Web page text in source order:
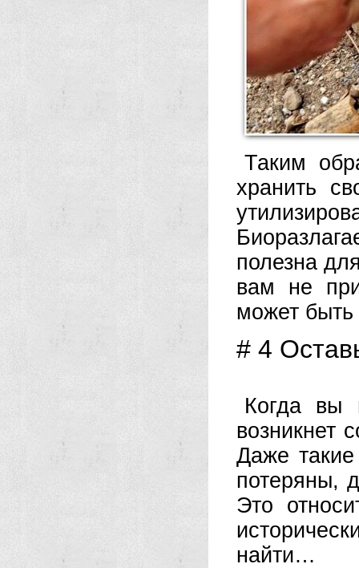
Таким
хранить
полезна
вам не
может быть
# 4
Когда вы
возникнет
Даже
потеряны,
Это
найти…